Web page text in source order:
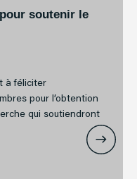
soutenir le
à féliciter
pour l’obtention
qui soutiendront